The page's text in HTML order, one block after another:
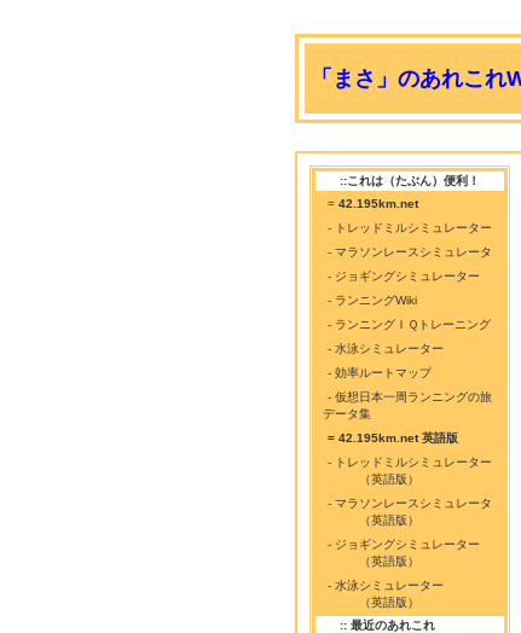
「まさ」のあれこれ
::これは（たぶん）便利！
= 42.195km.net
- トレッドミルシミュレーター
- マラソンレースシミュレータ
- ジョギングシミュレーター
- ランニングWiki
- ランニングＩＱトレーニング
- 水泳シミュレーター
- 効率ルートマップ
- 仮想日本一周ランニングの旅
データ集
= 42.195km.net 英語版
- トレッドミルシミュレーター
（英語版）
- マラソンレースシミュレータ
（英語版）
- ジョギングシミュレーター
（英語版）
- 水泳シミュレーター
（英語版）
:: 最近のあれこれ